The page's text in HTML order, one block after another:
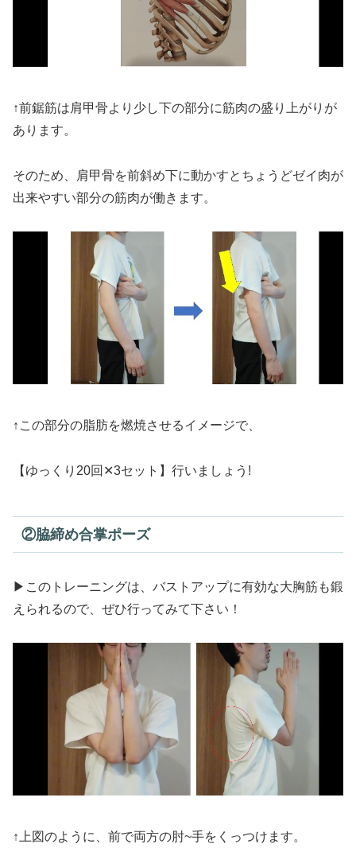
↑前鋸筋は肩甲骨より少し下の部分に筋肉の盛り上がりが
あります。
そのため、肩甲骨を前斜め下に動かすとちょうどゼイ肉が
出来やすい部分の筋肉が働きます。
↑この部分の脂肪を燃焼させるイメージで、
【ゆっくり20回✕3セット】行いましょう!
②脇締め合掌ポーズ
▶このトレーニングは、バストアップに有効な大胸筋も鍛
えられるので、ぜひ行ってみて下さい！
↑上図のように、前で両方の肘~手をくっつけます。